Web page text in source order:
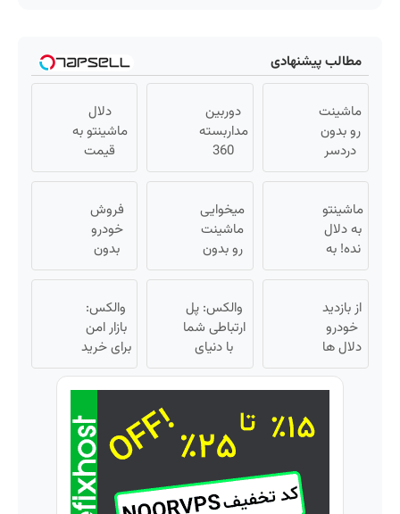
مطالب پیشنهادی
ماشینت
رو بدون
دردسر
بفروش |
کمسیون
😍
دوربین
مداربسته
360
درجه |
آسان و
راحت
دلال
ماشینتو به
قیمت
نمیخره! بیا
قیمت
بفروش*فقط
خریدار
واقعی*
ماشینتو
به دلال
نده! به
مصرف
بفروش!
بدون
پاسخ
به یک
تماس
میخوایی
ماشینت
رو بدون
دردسر
بدون
کمیسیون
فروش
خودرو
بدون
کمیسیون
از بازدید
خودرو
دلال ها
خسته
شدی؟
والکس: پل
ارتباطی شما
با دنیای
سرمایه‌گذاری
دیجیتال
والکس:
بازار امن
برای خرید
و فروش
دارایی‌های